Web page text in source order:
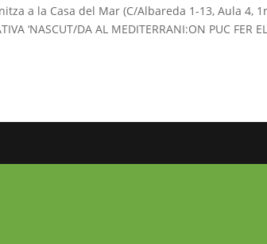
a la Casa del Mar (C/Albareda 1-13, Aula 4,
‘NASCUT/DA AL MEDITERRANI:ON PUC FER EL